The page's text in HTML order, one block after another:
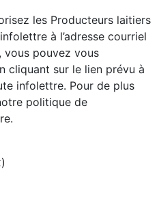
les Producteurs laitiers
à l’adresse courriel
vous pouvez vous
cliquant sur le lien prévu à
infolettre. Pour de plus
politique de